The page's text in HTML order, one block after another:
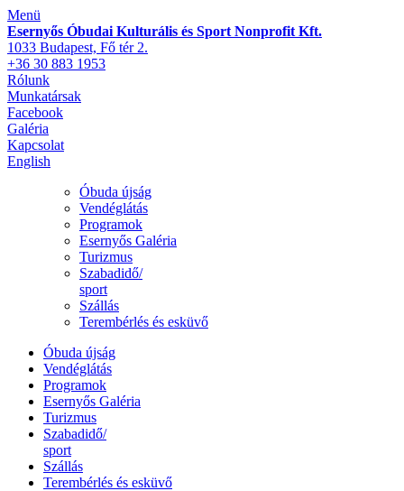
Menü
Esernyős Óbudai Kulturális és Sport Nonprofit Kft.
1033 Budapest, Fő tér 2.
+36 30 883 1953
Rólunk
Munkatársak
Facebook
Galéria
Kapcsolat
English
Óbuda újság
Vendéglátás
Programok
Esernyős Galéria
Turizmus
Szabadidő/
sport
Szállás
Terembérlés és esküvő
Óbuda újság
Vendéglátás
Programok
Esernyős Galéria
Turizmus
Szabadidő/
sport
Szállás
Terembérlés és esküvő